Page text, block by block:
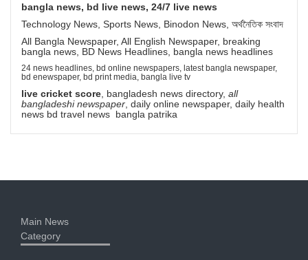
bangla news, bd live news, 24/7 live news
Technology News, Sports News, Binodon News, অর্থনৈতিক সংবাদ
All Bangla Newspaper, All English Newspaper, breaking
bangla news, BD News Headlines, bangla news headlines
24 news headlines, bd online newspapers, latest bangla newspaper,
bd enewspaper, bd print media, bangla live tv
live cricket score , bangladesh news directory, all
bangladeshi newspaper , daily online newspaper, daily health
news bd travel news bangla patrika
Main News
Category